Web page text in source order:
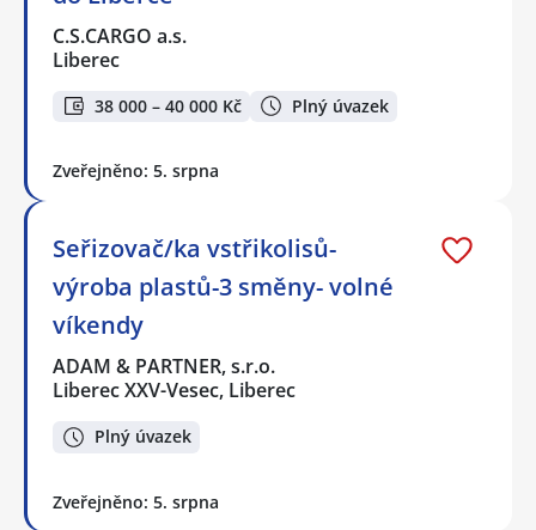
C.S.CARGO a.s.
Liberec
38 000 – 40 000 Kč Plný úvazek
Zveřejněno: 5. srpna
Seřizovač/ka vstřikolisů-
výroba plastů-3 směny- volné
víkendy
ADAM & PARTNER, s.r.o.
Liberec XXV-Vesec, Liberec
Plný úvazek
Zveřejněno: 5. srpna